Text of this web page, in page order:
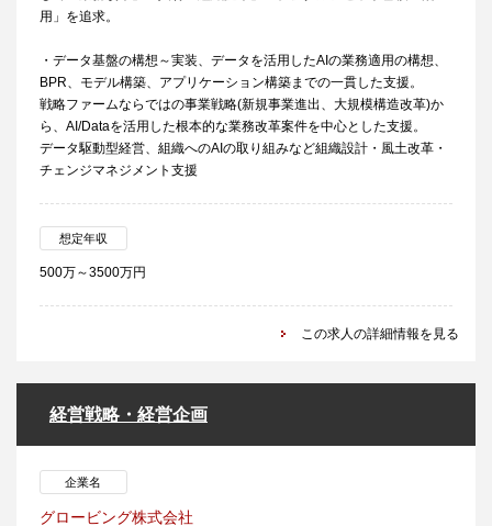
用」を追求。
・データ基盤の構想～実装、データを活用したAIの業務適用の構想、
BPR、モデル構築、アプリケーション構築までの一貫した支援。
戦略ファームならではの事業戦略(新規事業進出、大規模構造改革)か
ら、AI/Dataを活用した根本的な業務改革案件を中心とした支援。
データ駆動型経営、組織へのAIの取り組みなど組織設計・風土改革・
チェンジマネジメント支援
想定年収
500万～3500万円
この求人の詳細情報を見る
経営戦略・経営企画
企業名
グロービング株式会社